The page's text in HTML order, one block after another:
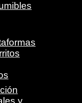
y